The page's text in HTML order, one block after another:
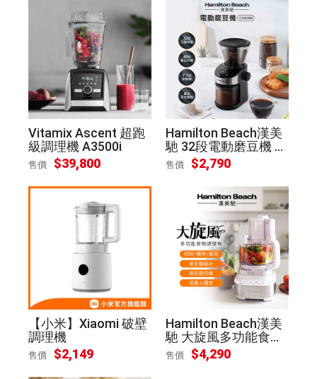
Vitamix Ascent 超跑
級調理機 A3500i
售價 $39,800
Hamilton Beach漢美
馳 32段電動磨豆機 C
G836B
售價 $2,790
【小米】Xiaomi 破壁
調理機
售價 $2,149
Hamilton Beach漢美
馳 大旋風多功能食物
料理機/調理機70822
售價 $4,290